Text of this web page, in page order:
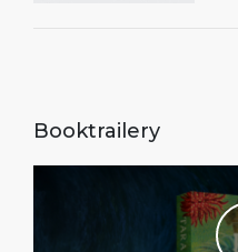
Booktrailery